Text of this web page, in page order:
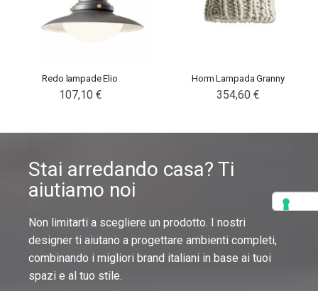
Redo lampade Elio
107,10 €
Horm Lampada Granny
354,60 €
Stai arredando casa? Ti
aiutiamo noi
Non limitarti a scegliere un prodotto. I nostri
designer ti aiutano a progettare ambienti completi,
combinando i migliori brand italiani in base ai tuoi
spazi e al tuo stile.